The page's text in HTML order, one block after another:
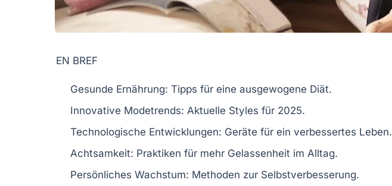
EN BREF
Gesunde Ernährung: Tipps für eine ausgewogene Diät.
Innovative Modetrends: Aktuelle Styles für 2025.
Technologische Entwicklungen: Geräte für ein verbessertes Leben.
Achtsamkeit: Praktiken für mehr Gelassenheit im Alltag.
Persönliches Wachstum: Methoden zur Selbstverbesserung.